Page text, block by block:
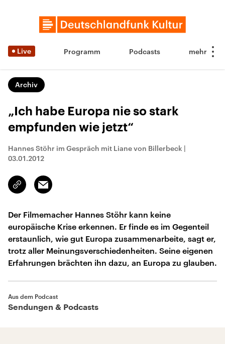
Live Programm Podcasts
Archiv
„Ich habe Europa nie so stark
empfunden wie jetzt“
Hannes Stöhr im Gespräch mit Liane von Billerbeck |
03.01.2012
Link
kopieren/teilen
Email
Der Filmemacher Hannes Stöhr kann keine
europäische Krise erkennen. Er finde es im Gegenteil
erstaunlich, wie gut Europa zusammenarbeite, sagt er,
trotz aller Meinungsverschiedenheiten. Seine eigenen
Erfahrungen brächten ihn dazu, an Europa zu glauben.
Aus dem Podcast
Sendungen & Podcasts